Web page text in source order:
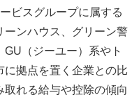
ビスグループに属する
ンハウス、グリーン警
（ジーユー）系やト
に拠点を置く企業との比
れる給与や控除の傾向